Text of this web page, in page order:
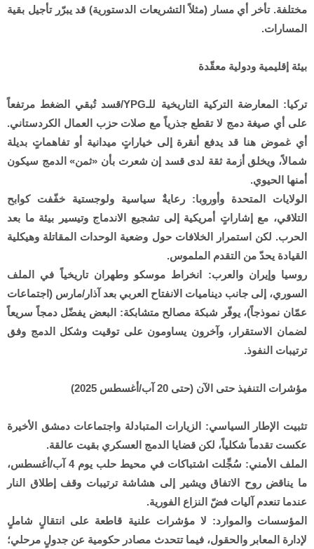
مختلفة. تأخر أي مسار (مثلاً التشريعات الدستورية) قد يبرّر تأجيل بقية
المسارات.
بيئة إقليمية ودولية معقّدة
تركيا: المعارضة التركية التاريخية للـYPG/قسد تُبقي الضغط مرتفعاً
على أي صيغة دمج لا تقطع جذرياً مع صلات حزب العمال الكردستاني.
أي غموض هنا قد يدفع أنقرة إلى خياراتٍ ميدانية أو تفاهماتٍ بديلة
شمالاً، ويخلق أزمة ثقة لدى قسد إن شعرت بأن «ثمن» الدمج سيكون
أمنها الحيوي.
الولايات المتحدة وأوروبا: رعايةٌ سياسية ولوجستية خفّفت كوابح
التلاقي، مع إشاراتٍ أمريكية إلى تشجيع الاندماج وتيسير بيئة ما بعد
الحرب. لكن استمرار الخلافات حول وضعية الوحدات المقاتلة وهيكلية
القيادة يحدّ من التقدم الملموس.
روسيا وإيران والعرب: انخراط موسكو وطهران تاريخياً في الملف
السوري، إلى جانب ديناميات الانفتاح العربي بعد آذار/مارس (اجتماعات
عمّان نموذجاً)، يوفّر شبكة مصالح متشابكة: البعض يفضّل دمجاً سريعاً
لضمان الاستقرار، وآخرون يساومون على توقيت وشكل الدمج وفق
ترتيبات النفوذ.
مؤشرات التنفيذ حتى الآن (حتى 20 آب/أغسطس 2025)
تثبيت الإطار السياسي: الزيارات المتبادلة واجتماعات دمشق الأخيرة
عكست تقدماً شكلياً، لكن قضايا الدمج العسكري بقيت عالقة.
الملف الأمني: سُجِّلت اشتباكات في محيط حلب يوم 4 آب/أغسطس،
ما يناقض روح الاتفاق ويشير إلى هشاشة ترتيبات وقف إطلاق النار
عندما تنعدم آليات فضّ النزاع الفورية.
المؤسسات والموارد: لا مؤشرات علنية قاطعة على انتقالٍ شاملٍ
لإدارة المعابر والحقول، فيما تتحدث مصادر حكومية عن جدولٍ مرحلي؛